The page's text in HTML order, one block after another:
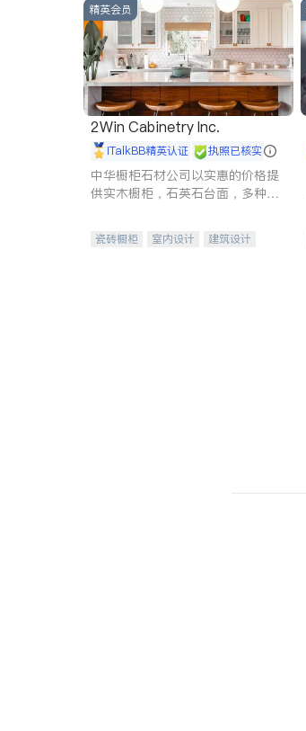
精英会员
2Win Cabinetry Inc.
iTalkBB精英认证 执照已核实
中华橱柜石材公司以实惠的价格提
供实木橱柜，石英石台面，多种优
机。品质厨房，家的选择。
瓷砖橱柜 室内设计
建筑设计